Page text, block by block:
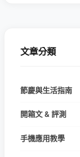
文章分類
節慶與生活指南
開箱文 & 評測
手機應用教學